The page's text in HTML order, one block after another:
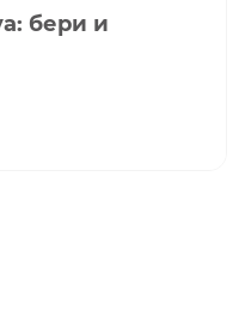
бери и